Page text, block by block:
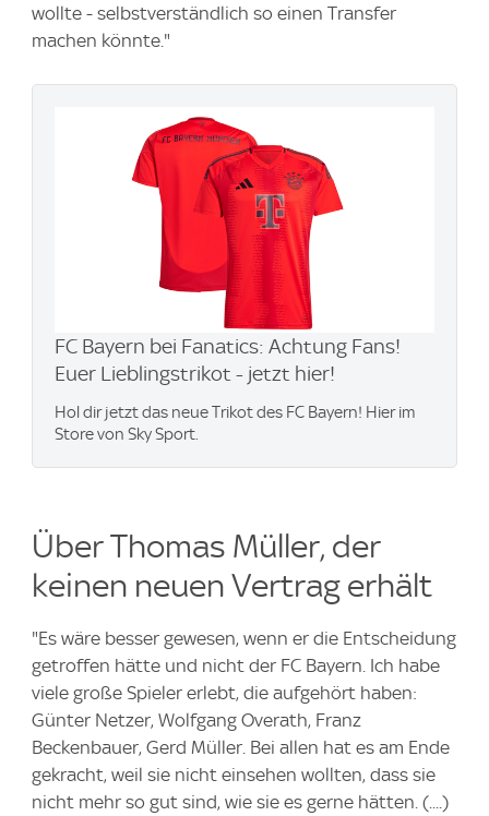
wollte - selbstverständlich so einen Transfer
machen könnte."
FC Bayern bei Fanatics: Achtung Fans!
Euer Lieblingstrikot - jetzt hier!
Hol dir jetzt das neue Trikot des FC Bayern! Hier im
Store von Sky Sport.
Über Thomas Müller, der
keinen neuen Vertrag erhält
"Es wäre besser gewesen, wenn er die Entscheidung
getroffen hätte und nicht der FC Bayern. Ich habe
viele große Spieler erlebt, die aufgehört haben:
Günter Netzer, Wolfgang Overath, Franz
Beckenbauer, Gerd Müller. Bei allen hat es am Ende
gekracht, weil sie nicht einsehen wollten, dass sie
nicht mehr so gut sind, wie sie es gerne hätten. (....)